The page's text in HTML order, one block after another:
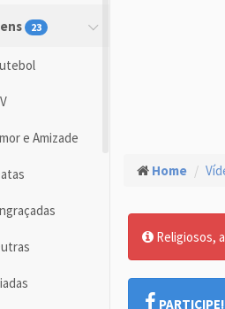
23
e Amizade
Home
Religiosos,